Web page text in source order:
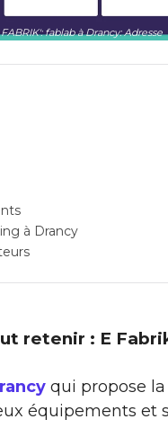
fablab à Drancy: Adresse
à Drancy
retenir : E
qui propose
équipements et